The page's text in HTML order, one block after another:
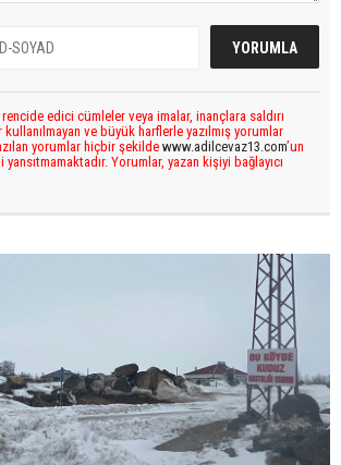
edici cümleler veya imalar, inançlara saldırı
ve büyük harflerle yazılmış yorumlar
yorumlar hiçbir şekilde www.adilcevaz13.com’un
Yorumlar, yazan kişiyi bağlayıcı